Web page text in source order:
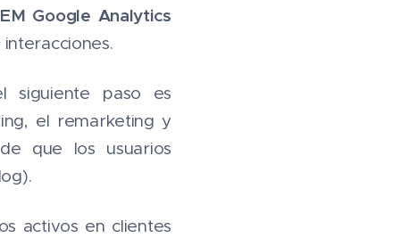
Google Analytics
siguiente paso es
el remarketing y
que los usuarios
activos en clientes